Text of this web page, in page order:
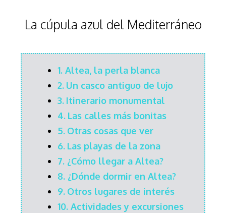
La cúpula azul del Mediterráneo
1. Altea, la perla blanca
2. Un casco antiguo de lujo
3. Itinerario monumental
4. Las calles más bonitas
5. Otras cosas que ver
6. Las playas de la zona
7. ¿Cómo llegar a Altea?
8. ¿Dónde dormir en Altea?
9. Otros lugares de interés
10. Actividades y excursiones